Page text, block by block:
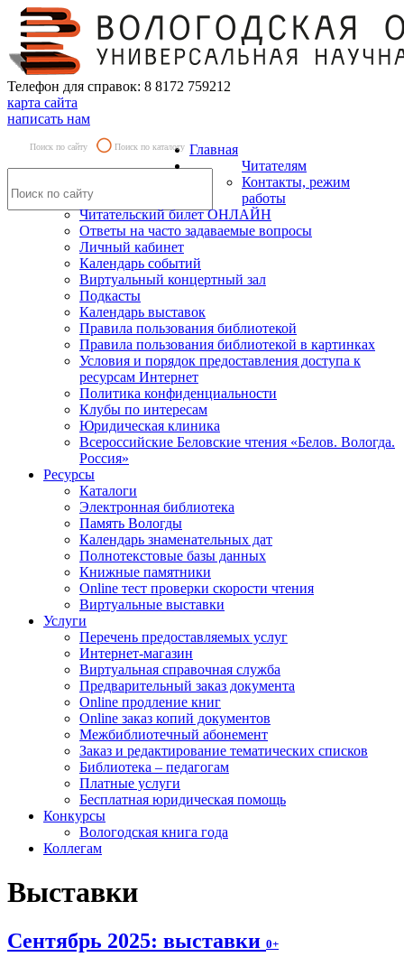
Телефон для справок: 8 8172 759212
карта сайта
написать нам
Поиск по сайту Поиск по каталогу Главная
Читателям
Контакты, режим
работы
Читательский билет ОНЛАЙН
Ответы на часто задаваемые вопросы
Личный кабинет
Календарь событий
Виртуальный концертный зал
Подкасты
Календарь выставок
Правила пользования библиотекой
Правила пользования библиотекой в картинках
Условия и порядок предоставления доступа к
ресурсам Интернет
Политика конфиденциальности
Клубы по интересам
Юридическая клиника
Всероссийские Беловские чтения «Белов. Вологда.
Россия»
Ресурсы
Каталоги
Электронная библиотека
Память Вологды
Календарь знаменательных дат
Полнотекстовые базы данных
Книжные памятники
Online тест проверки скорости чтения
Виртуальные выставки
Услуги
Перечень предоставляемых услуг
Интернет-магазин
Виртуальная справочная служба
Предварительный заказ документа
Online продление книг
Online заказ копий документов
Межбиблиотечный абонемент
Заказ и редактирование тематических списков
Библиотека – педагогам
Платные услуги
Бесплатная юридическая помощь
Конкурсы
Вологодская книга года
Коллегам
Выставки
Сентябрь 2025: выставки 0+